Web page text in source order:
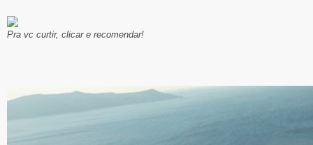
Pra vc curtir, clicar e recomendar!